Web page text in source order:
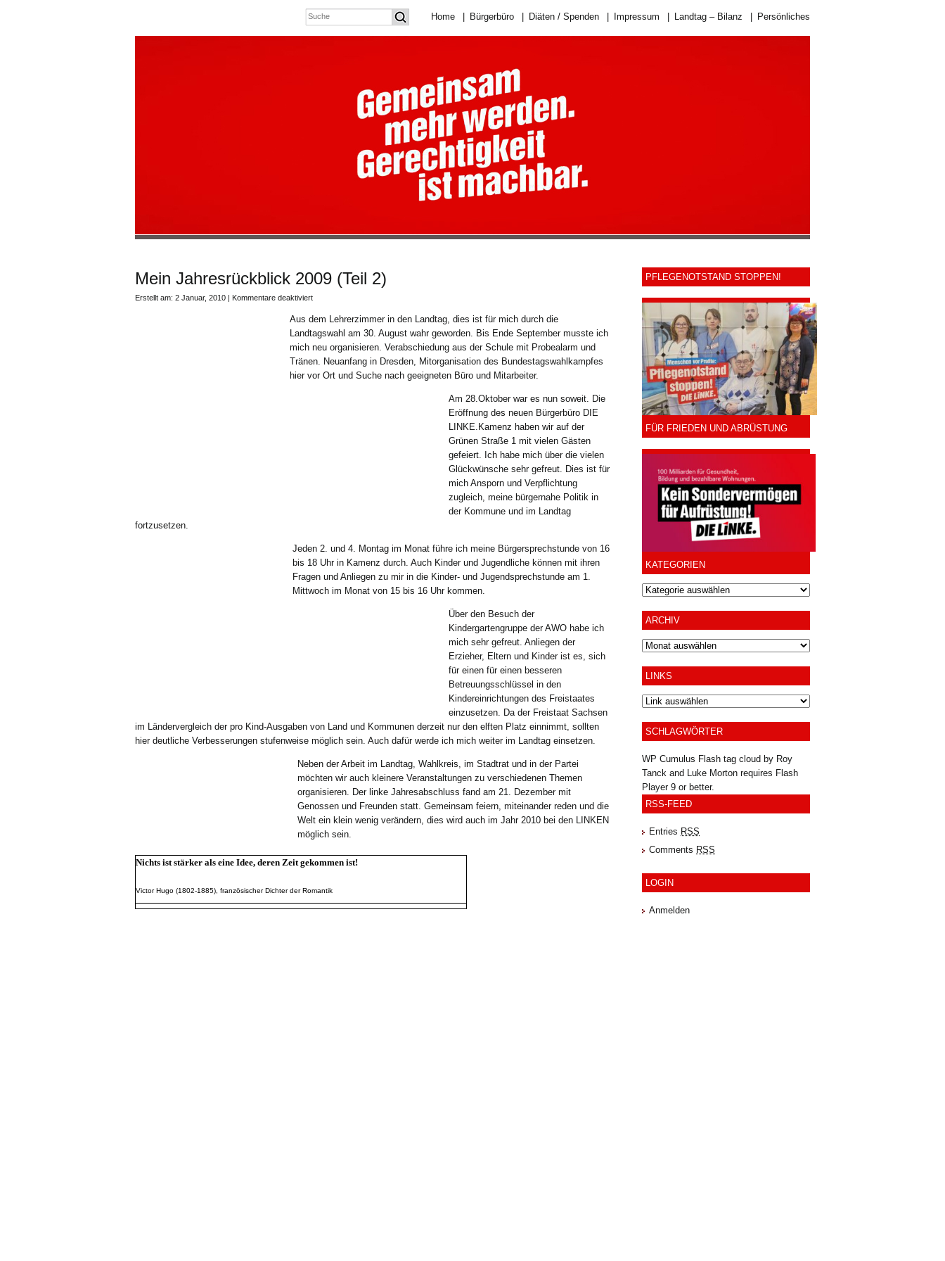
Home Bürgerbüro Diäten / Spenden Impressum Landtag – Bilanz Persönliches
Mein Jahresrückblick 2009 (Teil 2)
Erstellt am: 2 Januar, 2010 | Kommentare deaktiviertfür
Jahresrückblick
2009
(Teil
2)
Aus dem Lehrerzimmer in den Landtag, dies ist für mich durch die
Landtagswahl am 30. August wahr geworden. Bis Ende September musste ich
mich neu organisieren. Verabschiedung aus der Schule mit Probealarm und
Tränen. Neuanfang in Dresden, Mitorganisation des Bundestagswahlkampfes
hier vor Ort und Suche nach geeigneten Büro und Mitarbeiter.
Am 28.Oktober war es nun soweit. Die
Eröffnung des neuen Bürgerbüro DIE
LINKE.Kamenz haben wir auf der
Grünen Straße 1 mit vielen Gästen
gefeiert. Ich habe mich über die vielen
Glückwünsche sehr gefreut. Dies ist für
mich Ansporn und Verpflichtung
zugleich, meine bürgernahe Politik in
der Kommune und im Landtag
fortzusetzen.
Jeden 2. und 4. Montag im Monat führe ich meine Bürgersprechstunde von 16
bis 18 Uhr in Kamenz durch. Auch Kinder und Jugendliche können mit ihren
Fragen und Anliegen zu mir in die Kinder- und Jugendsprechstunde am 1.
Mittwoch im Monat von 15 bis 16 Uhr kommen.
Über den Besuch der
Kindergartengruppe der AWO habe ich
mich sehr gefreut. Anliegen der
Erzieher, Eltern und Kinder ist es, sich
für einen für einen besseren
Betreuungsschlüssel in den
Kindereinrichtungen des Freistaates
einzusetzen. Da der Freistaat Sachsen
im Ländervergleich der pro Kind-Ausgaben von Land und Kommunen derzeit nur den elften Platz einnimmt, sollten
hier deutliche Verbesserungen stufenweise möglich sein. Auch dafür werde ich mich weiter im Landtag einsetzen.
Neben der Arbeit im Landtag, Wahlkreis, im Stadtrat und in der Partei
möchten wir auch kleinere Veranstaltungen zu verschiedenen Themen
organisieren. Der linke Jahresabschluss fand am 21. Dezember mit
Genossen und Freunden statt. Gemeinsam feiern, miteinander reden und die
Welt ein klein wenig verändern, dies wird auch im Jahr 2010 bei den LINKEN
möglich sein.
Nichts ist stärker als eine Idee, deren Zeit gekommen ist!
Victor Hugo (1802-1885), französischer Dichter der Romantik
PFLEGENOTSTAND STOPPEN!
FÜR FRIEDEN UND ABRÜSTUNG
KATEGORIEN
ARCHIV
Archiv
LINKS
SCHLAGWÖRTER
WP Cumulus Flash tag cloud by Roy
Tanck and Luke Morton requires Flash
Player9 or better.
RSS-FEED
Entries RSS
Comments RSS
LOGIN
Anmelden